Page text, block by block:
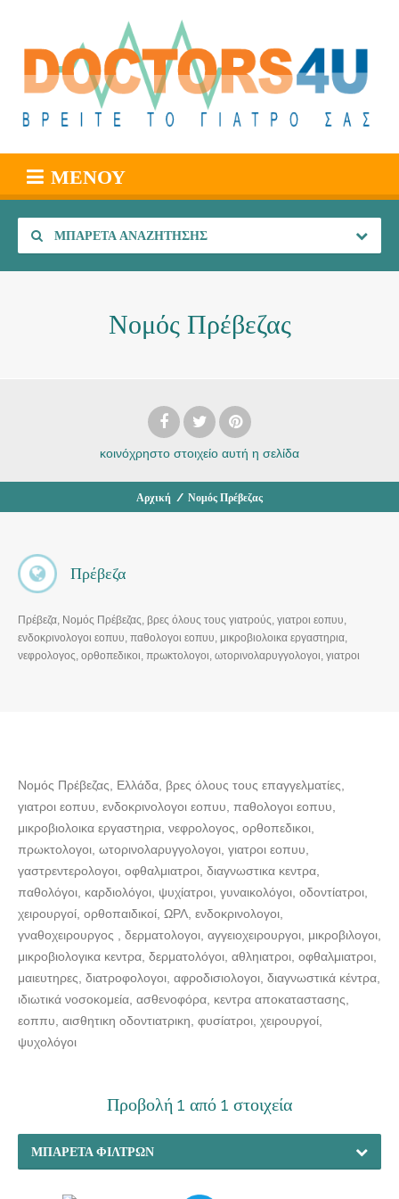
ΜΕΝΟΎ
ΜΠΑΡΈΤΑ ΑΝΑΖΉΤΗΣΗΣ
Νομός Πρέβεζας
κοινόχρηστο στοιχείο αυτή η σελίδα
Αρχική / Νομός Πρέβεζας
Πρέβεζα
Πρέβεζα, Νομός Πρέβεζας, βρες όλους τους γιατρούς, γιατροι εοπυυ,
ενδοκρινολογοι εοπυυ, παθολογοι εοπυυ, μικροβιολοικα εργαστηρια,
νεφρολογος, ορθοπεδικοι, πρωκτολογοι, ωτορινολαρυγγολογοι, γιατροι
Νομός Πρέβεζας, Ελλάδα, βρες όλους τους επαγγελματίες,
γιατροι εοπυυ, ενδοκρινολογοι εοπυυ, παθολογοι εοπυυ,
μικροβιολοικα εργαστηρια, νεφρολογος, ορθοπεδικοι,
πρωκτολογοι, ωτορινολαρυγγολογοι, γιατροι εοπυυ,
γαστρεντερολογοι, οφθαλμιατροι, διαγνωστικα κεντρα,
παθολόγοι, καρδιολόγοι, ψυχίατροι, γυναικολόγοι, οδοντίατροι,
χειρουργοί, ορθοπαιδικοί, ΩΡΛ, ενδοκρινολογοι,
γναθοχειρουργος , δερματολογοι, αγγειοχειρουργοι, μικροβιλογοι,
μικροβιολογικα κεντρα, δερματολόγοι, αθληιατροι, οφθαλμιατροι,
μαιευτηρες, διατροφολογοι, αφροδισιολογοι, διαγνωστικά κέντρα,
ιδιωτικά νοσοκομεία, ασθενοφόρα, κεντρα αποκαταστασης,
εοππυ, αισθητικη οδοντιατρικη, φυσίατροι, χειρουργοί,
ψυχολόγοι
Προβολή 1 από 1 στοιχεία
ΜΠΑΡΈΤΑ ΦΊΛΤΡΩΝ